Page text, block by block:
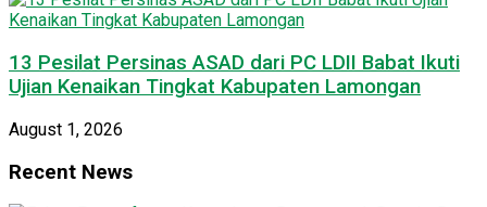
13 Pesilat Persinas ASAD dari PC LDII Babat Ikuti
Ujian Kenaikan Tingkat Kabupaten Lamongan
August 1, 2026
Recent News